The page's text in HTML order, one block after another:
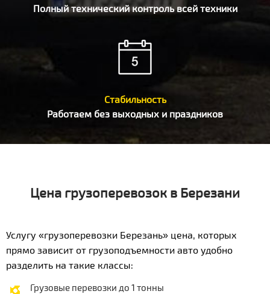
Полный технический контроль всей техники
Стабильность
Работаем без выходных и праздников
Цена грузоперевозок в Березани
Услугу «грузоперевозки Березань» цена, которых
прямо зависит от грузоподъемности авто удобно
разделить на такие классы:
Грузовые перевозки до 1 тонны